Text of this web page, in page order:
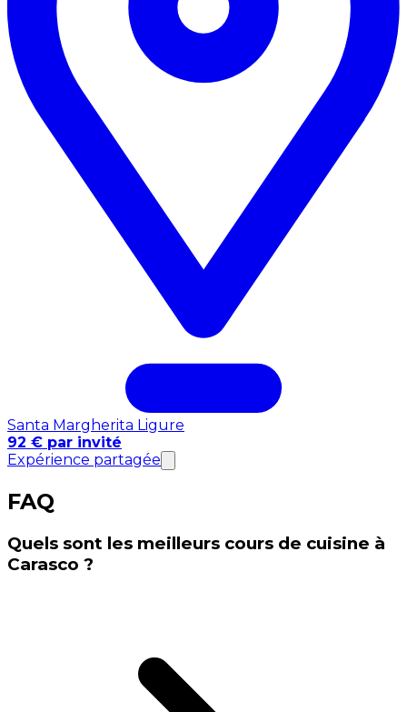
Santa Margherita Ligure
92 € par invité
Expérience partagée
FAQ
Quels sont les meilleurs cours de cuisine à
Carasco ?